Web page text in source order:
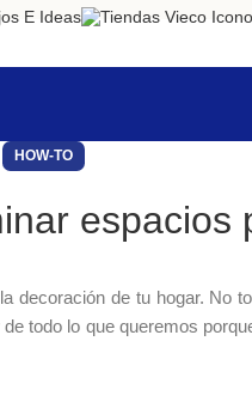
E Ideas
HOW-TO
espacios
decoración de tu hogar. No
todo lo que queremos